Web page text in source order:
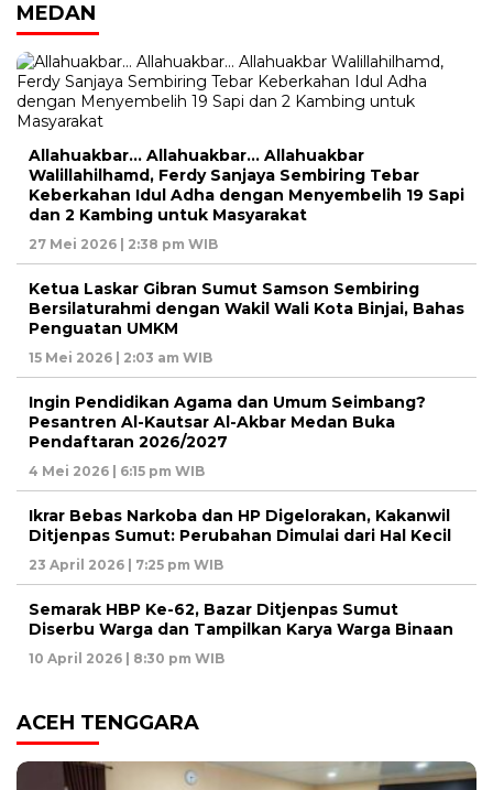
MEDAN
Allahuakbar… Allahuakbar… Allahuakbar
Walillahilhamd, Ferdy Sanjaya Sembiring Tebar
Keberkahan Idul Adha dengan Menyembelih 19 Sapi
dan 2 Kambing untuk Masyarakat
27 Mei 2026 | 2:38 pm WIB
Ketua Laskar Gibran Sumut Samson Sembiring
Bersilaturahmi dengan Wakil Wali Kota Binjai, Bahas
Penguatan UMKM
15 Mei 2026 | 2:03 am WIB
Ingin Pendidikan Agama dan Umum Seimbang?
Pesantren Al-Kautsar Al-Akbar Medan Buka
Pendaftaran 2026/2027
4 Mei 2026 | 6:15 pm WIB
Ikrar Bebas Narkoba dan HP Digelorakan, Kakanwil
Ditjenpas Sumut: Perubahan Dimulai dari Hal Kecil
23 April 2026 | 7:25 pm WIB
Semarak HBP Ke-62, Bazar Ditjenpas Sumut
Diserbu Warga dan Tampilkan Karya Warga Binaan
10 April 2026 | 8:30 pm WIB
ACEH TENGGARA